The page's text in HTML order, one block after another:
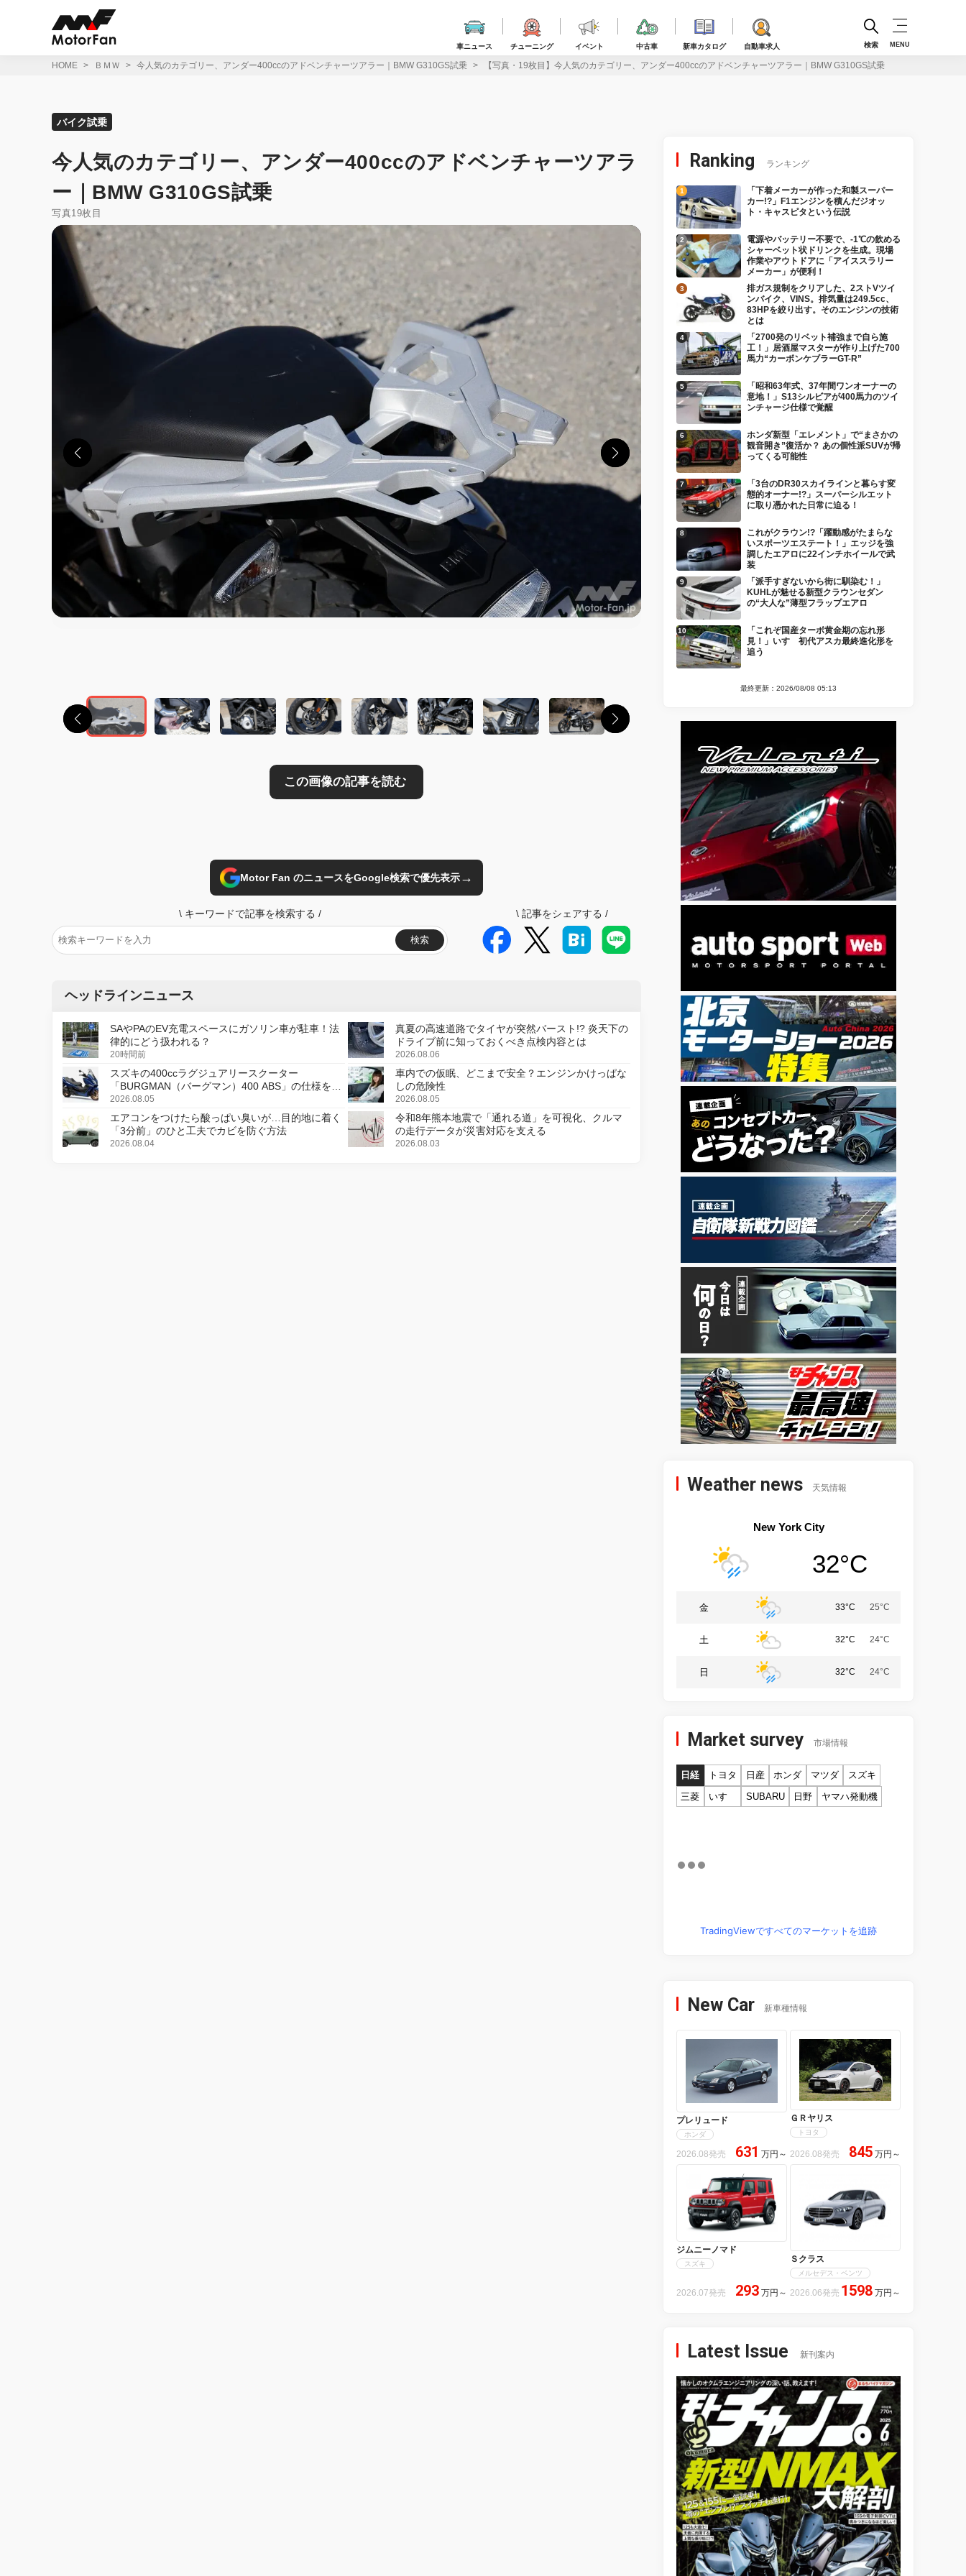
車ニュース チューニング イベント 中古車 新車カタログ 自動車求人 検索 MENU
HOME ＢＭＷ 今人気のカテゴリー、アンダー400ccのアドベンチャーツアラー｜BMW G310GS試乗 【写真・19枚目】今人気のカテゴリー、アンダー400ccのアドベンチャーツアラー｜BMW G310GS試乗
バイク試乗
今人気のカテゴリー、アンダー400ccのアドベンチャーツアラ
ー｜BMW G310GS試乗
写真19枚目
Motor Fan のニュースをGoogle検索で優先表示→
\ キーワードで記事を検索する /
検索
\ 記事をシェアする /
ヘッドラインニュース
SAやPAのEV充電スペースにガソリン車が駐車！法
律的にどう扱われる？
20時間前
真夏の高速道路でタイヤが突然バースト!? 炎天下の
ドライブ前に知っておくべき点検内容とは
2026.08.06
スズキの400ccラグジュアリースクーター
「BURGMAN（バーグマン）400 ABS」の仕様を変
更し、8月18日に発売
2026.08.05
車内での仮眠、どこまで安全？エンジンかけっぱな
しの危険性
2026.08.05
エアコンをつけたら酸っぱい臭いが…目的地に着く
「3分前」のひと工夫でカビを防ぐ方法
2026.08.04
令和8年熊本地震で「通れる道」を可視化、クルマ
の走行データが災害対応を支える
2026.08.03
Ranking ランキング
「下着メーカーが作った和製スーパー
カー!?」F1エンジンを積んだジオッ
ト・キャスピタという伝説
電源やバッテリー不要で、-1℃の飲める
シャーベット状ドリンクを生成。現場
作業やアウトドアに「アイススラリー
メーカー」が便利！
排ガス規制をクリアした、2ストVツイ
ンバイク、VINS。排気量は249.5cc、
83HPを絞り出す。そのエンジンの技術
とは
「2700発のリベット補強まで自ら施
工！」居酒屋マスターが作り上げた700
馬力“カーボンケブラーGT-R”
「昭和63年式、37年間ワンオーナーの
意地！」S13シルビアが400馬力のツイ
ンチャージ仕様で覚醒
ホンダ新型「エレメント」で“まさかの
観音開き”復活か？ あの個性派SUVが帰
ってくる可能性
「3台のDR30スカイラインと暮らす変
態的オーナー!?」スーパーシルエット
に取り憑かれた日常に迫る！
これがクラウン!?「躍動感がたまらな
いスポーツエステート！」エッジを強
調したエアロに22インチホイールで武
装
「派手すぎないから街に馴染む！」
KUHLが魅せる新型クラウンセダン
の“大人な”薄型フラップエアロ
「これぞ国産ターボ黄金期の忘れ形
見！」いすゞ初代アスカ最終進化形を
追う
最終更新：2026/08/08 05:13
Weather news 天気情報
New York City
32°C
金 33°C 25°C
土 32°C 24°C
日 32°C 24°C
Market survey 市場情報
日経 トヨタ 日産 ホンダ マツダ
スズキ
三菱
いすゞ SUBARU 日野 ヤマハ発動機
TradingViewですべてのマーケットを追跡
New Car 新車種情報
プレリュード
ホンダ
2026.08発売 631 万円 ～
ＧＲヤリス
トヨタ
2026.08発売 845 万円 ～
ジムニーノマド
スズキ
2026.07発売 293 万円 ～
Ｓクラス
メルセデス・ベンツ
2026.06発売 1598 万円 ～
Latest Issue 新刊案内